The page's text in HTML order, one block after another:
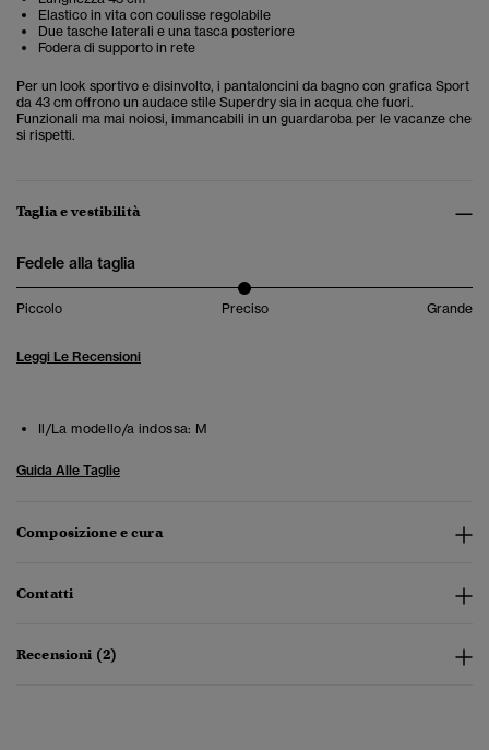
Elastico in vita con coulisse regolabile
Due tasche laterali e una tasca posteriore
Fodera di supporto in rete
Per un look sportivo e disinvolto, i pantaloncini da bagno con grafica Sport
da 43 cm offrono un audace stile Superdry sia in acqua che fuori.
Funzionali ma mai noiosi, immancabili in un guardaroba per le vacanze che
si rispetti.
Taglia e vestibilità
Fedele alla taglia
Piccolo Preciso Grande
Leggi Le Recensioni
Il/La modello/a indossa: M
Guida Alle Taglie
Composizione e cura
Contatti
Recensioni (2)